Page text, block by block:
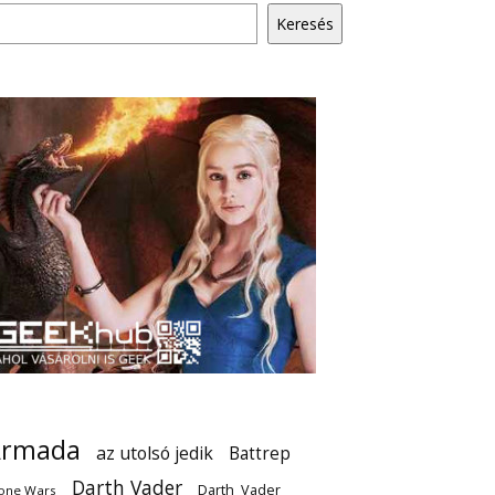
Keresés
az utolsó jedik Battrep
Wars Darth Vader Darth_Vader